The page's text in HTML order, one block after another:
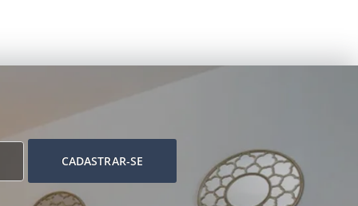
CADASTRAR-SE